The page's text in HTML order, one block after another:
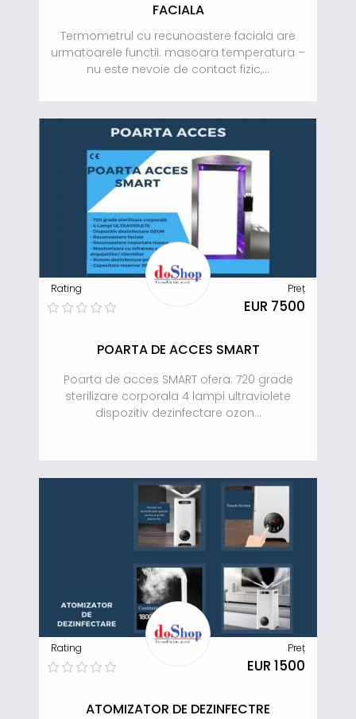
FACIALA
Termometrul cu recunoastere faciala are
urmatoarele functii: masoara temperatura –
nu este nevoie de contact fizic,...
Rating Preț
EUR 7500
POARTA DE ACCES SMART
Poarta de acces SMART ofera: 720 grade
sterilizare corporala 4 lampi ultraviolete
dispozitiv dezinfectare ozon...
Rating Preț
EUR 1500
ATOMIZATOR DE DEZINFECTRE